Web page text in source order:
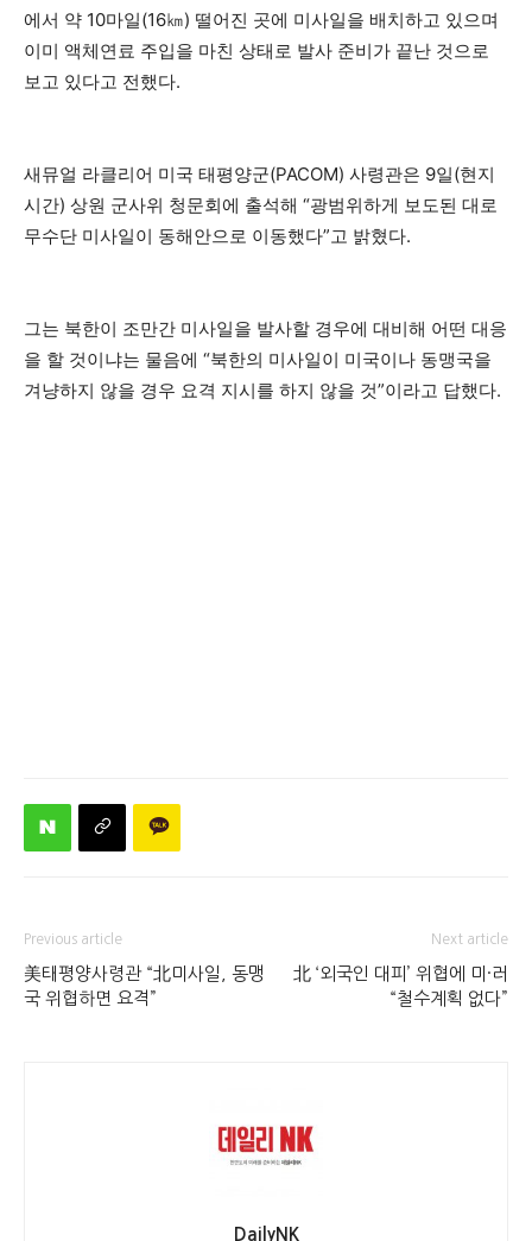
에서 약 10마일(16㎞) 떨어진 곳에 미사일을 배치하고 있으며
이미 액체연료 주입을 마친 상태로 발사 준비가 끝난 것으로
보고 있다고 전했다.
새뮤얼 라클리어 미국 태평양군(PACOM) 사령관은 9일(현지
시간) 상원 군사위 청문회에 출석해 “광범위하게 보도된 대로
무수단 미사일이 동해안으로 이동했다”고 밝혔다.
그는 북한이 조만간 미사일을 발사할 경우에 대비해 어떤 대응
을 할 것이냐는 물음에 “북한의 미사일이 미국이나 동맹국을
겨냥하지 않을 경우 요격 지시를 하지 않을 것”이라고 답했다.
Previous article
美태평양사령관 “北미사일, 동맹
국 위협하면 요격”
Next article
北 ‘외국인 대피’ 위협에 미·러
“철수계획 없다”
DailyNK